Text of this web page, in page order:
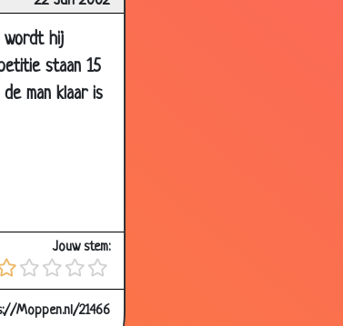
wordt hij
staan 15
man klaar is
Jouw stem:
Moppen.nl/21466
3.40
3.48
2.98
3.34
3.29
3.47